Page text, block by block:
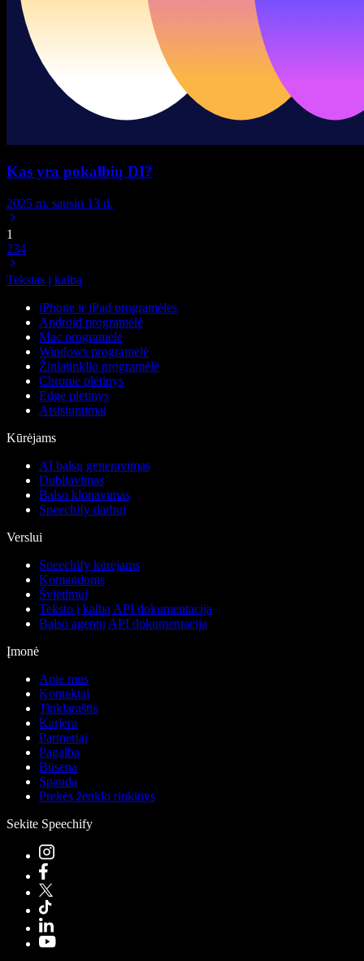
Kas yra pokalbių DI?
2025 m. sausio 13 d.
1
234
Tekstas į kalbą
iPhone ir iPad programėlės
Android programėlė
Mac programėlė
Windows programėlė
Žiniatinklio programėlė
Chrome plėtinys
Edge plėtinys
Atsisiuntimai
Kūrėjams
AI balsų generavimas
Dubliavimas
Balso klonavimas
Speechify darbui
Verslui
Speechify kūrėjams
Komandoms
Švietimui
Teksto į kalbą API dokumentacija
Balso agentų API dokumentacija
Įmonė
Apie mus
Kontaktai
Tinklaraštis
Karjera
Partneriai
Pagalba
Būsena
Spauda
Prekės ženklo rinkinys
Sekite Speechify